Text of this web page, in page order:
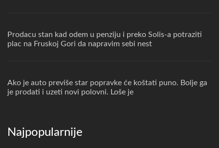
Prodacu stan kad odem u penziju i preko Solis-a potraziti
plac na Fruskoj Gori da napravim sebi nest
Ako je auto previše star popravke će koštati puno. Bolje ga
je prodati i uzeti novi polovni. Loše je
Najpopularnije